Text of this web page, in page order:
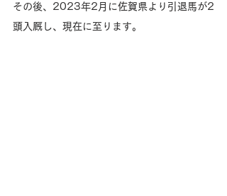
その後、2023年2月に佐賀県より引退馬が2
頭入厩し、現在に至ります。